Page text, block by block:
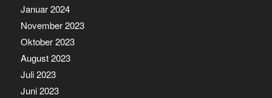
Januar 2024
November 2023
Oktober 2023
August 2023
Juli 2023
Juni 2023